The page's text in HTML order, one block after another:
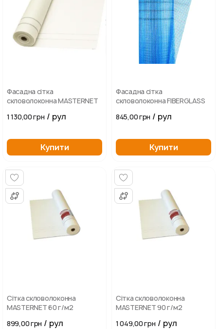
Фасадна сітка
скловолоконна MASTERNET
1 130,00 грн / рул
Купити
Фасадна сітка
скловолоконна FIBERGLASS
845,00 грн / рул
Купити
Сітка скловолоконна
MASTERNET 60 г/м2
899,00 грн / рул
Сітка скловолоконна
MASTERNET 90 г/м2
1 049,00 грн / рул